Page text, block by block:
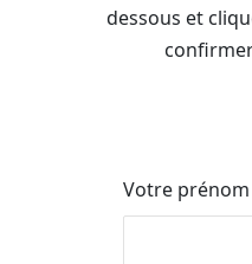
dessous et
Votre